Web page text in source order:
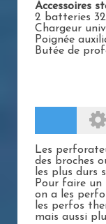
Accessoires
2 batteries
Chargeur
Poignée
Butée de
Les
des broches
les plus durs
Pour faire un
on a les
les perfos
mais aussi